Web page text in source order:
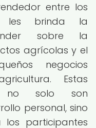
entre los
les brinda la
sobre la
agrícolas y el
negocios
Estas
no solo son
personal, sino
participantes